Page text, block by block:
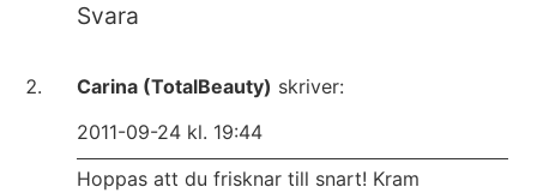
Svara
Carina (TotalBeauty) skriver:
2011-09-24 kl. 19:44
Hoppas att du frisknar till snart! Kram